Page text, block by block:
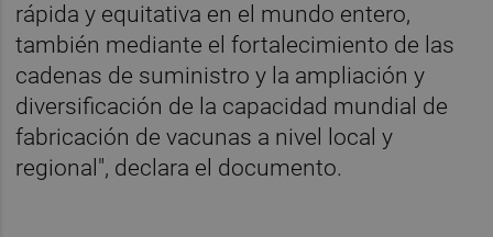
rápida y equitativa en el mundo entero,
también mediante el fortalecimiento de las
cadenas de suministro y la ampliación y
diversificación de la capacidad mundial de
fabricación de vacunas a nivel local y
regional", declara el documento.